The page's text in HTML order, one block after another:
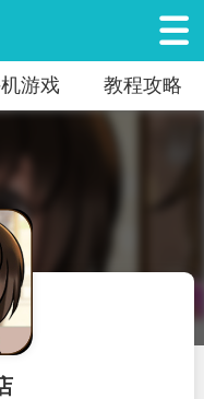
游戏 教程攻略